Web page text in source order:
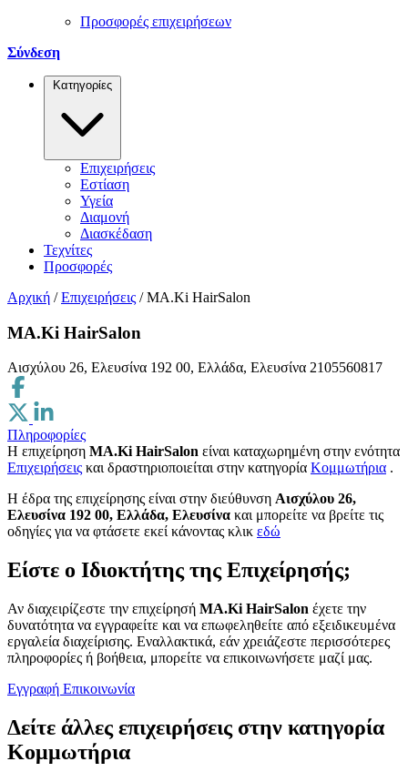
Προσφορές επιχειρήσεων
Σύνδεση
Κατηγορίες
Επιχειρήσεις
Εστίαση
Υγεία
Διαμονή
Διασκέδαση
Τεχνίτες
Προσφορές
Αρχική / Επιχειρήσεις / MA.Ki HairSalon
MA.Ki HairSalon
Αισχύλου 26, Ελευσίνα 192 00, Ελλάδα, Ελευσίνα 2105560817
Πληροφορίες
Η επιχείρηση MA.Ki HairSalon είναι καταχωρημένη στην ενότητα
Επιχειρήσεις και δραστηριοποιείται στην κατηγορία Κομμωτήρια .
H έδρα της επιχείρησης είναι στην διεύθυνση Αισχύλου 26,
Ελευσίνα 192 00, Ελλάδα, Ελευσίνα και μπορείτε να βρείτε τις
οδηγίες για να φτάσετε εκεί κάνοντας κλικ εδώ
Είστε ο Ιδιοκτήτης της Επιχείρησής;
Αν διαχειρίζεστε την επιχείρησή MA.Ki HairSalon έχετε την
δυνατότητα να εγγραφείτε και να επωφεληθείτε από εξειδικευμένα
εργαλεία διαχείρισης. Εναλλακτικά, εάν χρειάζεστε περισσότερες
πληροφορίες ή βοήθεια, μπορείτε να επικοινωνήσετε μαζί μας.
Εγγραφή Επικοινωνία
Δείτε άλλες επιχειρήσεις στην κατηγορία
Κομμωτήρια